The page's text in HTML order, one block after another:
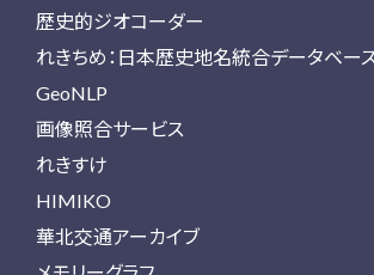
歴史的ジオコーダー
れきちめ：日本歴史地名統合データベー
GeoNLP
画像照合サービス
れきすけ
HIMIKO
華北交通アーカイブ